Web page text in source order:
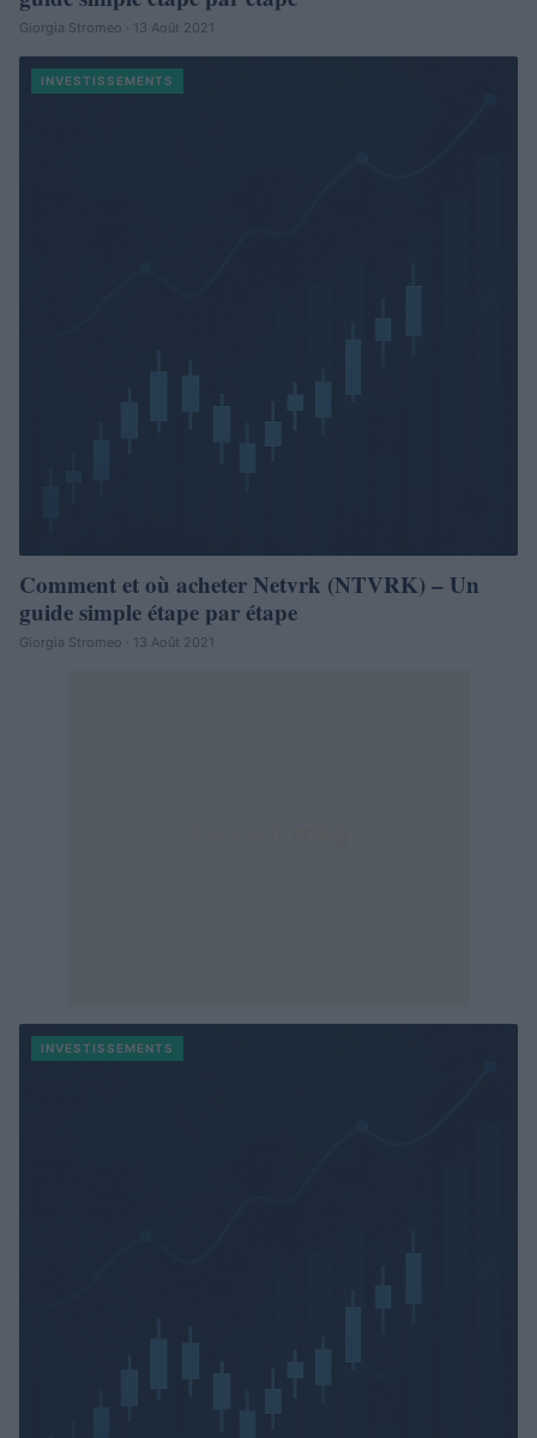
Giorgia Stromeo · 13 Août 2021
INVESTISSEMENTS
Comment et où acheter Netvrk (NTVRK) – Un
guide simple étape par étape
Giorgia Stromeo · 13 Août 2021
INVESTISSEMENTS